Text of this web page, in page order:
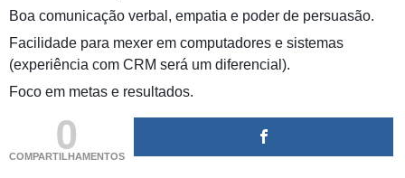
Boa comunicação verbal, empatia e poder de persuasão.
Facilidade para mexer em computadores e sistemas
(experiência com CRM será um diferencial).
Foco em metas e resultados.
0
COMPARTILHAMENTOS